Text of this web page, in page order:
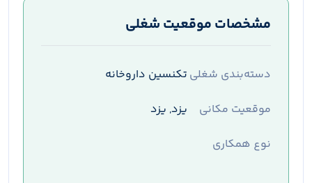
مشخصات موقعیت شغلی
دسته‌بندی شغلی تکنسین داروخانه
موقعیت مکانی
یزد, یزد
نوع همکاری